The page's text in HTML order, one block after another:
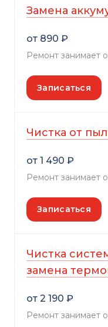
Замена
от 890 ₽
Ремонт занимает
Записаться
Чистка от
от 1 490 ₽
Ремонт занимает
Записаться
Чистка
замена
от 2 190 ₽
Ремонт занимает